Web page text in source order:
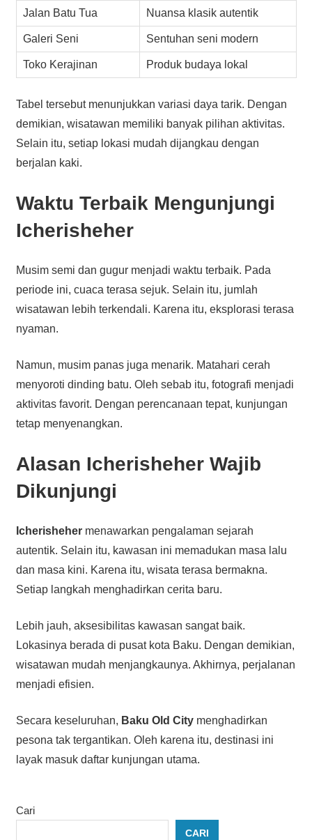
Jalan Batu Tua Nuansa klasik autentik
Galeri Seni Sentuhan seni modern
Toko Kerajinan Produk budaya lokal
Tabel tersebut menunjukkan variasi daya tarik. Dengan
demikian, wisatawan memiliki banyak pilihan aktivitas.
Selain itu, setiap lokasi mudah dijangkau dengan
berjalan kaki.
Waktu Terbaik Mengunjungi
Icherisheher
Musim semi dan gugur menjadi waktu terbaik. Pada
periode ini, cuaca terasa sejuk. Selain itu, jumlah
wisatawan lebih terkendali. Karena itu, eksplorasi terasa
nyaman.
Namun, musim panas juga menarik. Matahari cerah
menyoroti dinding batu. Oleh sebab itu, fotografi menjadi
aktivitas favorit. Dengan perencanaan tepat, kunjungan
tetap menyenangkan.
Alasan Icherisheher Wajib
Dikunjungi
Icherishehermenawarkan pengalaman sejarah
autentik. Selain itu, kawasan ini memadukan masa lalu
dan masa kini. Karena itu, wisata terasa bermakna.
Setiap langkah menghadirkan cerita baru.
Lebih jauh, aksesibilitas kawasan sangat baik.
Lokasinya berada di pusat kota Baku. Dengan demikian,
wisatawan mudah menjangkaunya. Akhirnya, perjalanan
menjadi efisien.
Secara keseluruhan, Baku Old Citymenghadirkan
pesona tak tergantikan. Oleh karena itu, destinasi ini
layak masuk daftar kunjungan utama.
Cari
CARI